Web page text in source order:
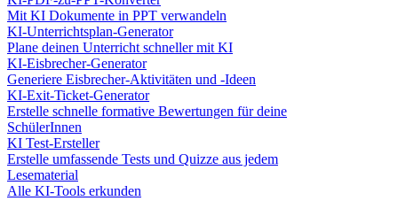
Mit KI Dokumente in PPT verwandeln
KI-Unterrichtsplan-Generator
Plane deinen Unterricht schneller mit KI
KI-Eisbrecher-Generator
Generiere Eisbrecher-Aktivitäten und -Ideen
KI-Exit-Ticket-Generator
Erstelle schnelle formative Bewertungen für deine
SchülerInnen
KI Test-Ersteller
Erstelle umfassende Tests und Quizze aus jedem
Lesematerial
Alle KI-Tools erkunden